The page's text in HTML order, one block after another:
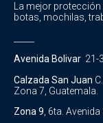
La mejor
botas, mochilas,
Avenida Bolivar 21-
Calzada San Juan
Zona 7, Guatemala.
Zona 9 , 6ta.